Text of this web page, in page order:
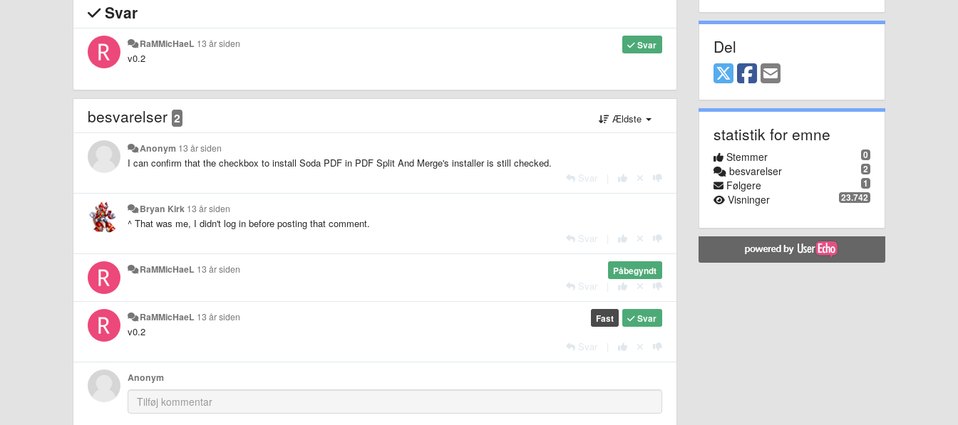
Svar
Svar
RaMMicHaeL 13 år siden
v0.2
besvarelser 2 Ældste
Anonym 13 år siden
I can confirm that the checkbox to install Soda PDF in PDF Split And Merge's installer is still checked.
Svar
Bryan Kirk 13 år siden
^ That was me, I didn't log in before posting that comment.
Svar
Påbegyndt
RaMMicHaeL 13 år siden
Svar
Svar
Fast
RaMMicHaeL 13 år siden
v0.2
Svar
Anonym
Del
statistik for emne
0
Stemmer
2
besvarelser
1
Følgere
23.742
Visninger